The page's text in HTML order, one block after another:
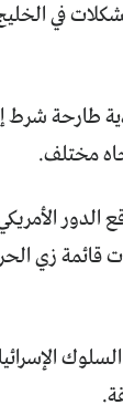
في
طارحة شرط
قائمة زي